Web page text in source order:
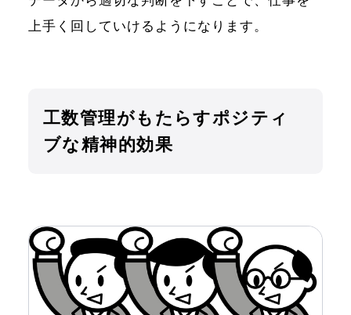
上手く回していけるようになります。
工数管理がもたらすポジティ
ブな精神的効果